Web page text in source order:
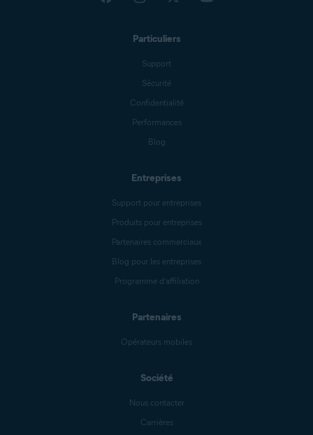
Particuliers
Support
Sécurité
Confidentialité
Performances
Blog
Entreprises
Support pour entreprises
Produits pour entreprises
Partenaires commerciaux
Blog pour les entreprises
Programme d’affiliation
Partenaires
Opérateurs mobiles
Société
Nous contacter
Carrières